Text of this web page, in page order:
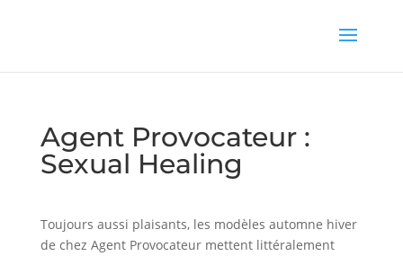
Agent Provocateur :
Sexual Healing
Toujours aussi plaisants, les modèles automne hiver
de chez Agent Provocateur mettent littéralement